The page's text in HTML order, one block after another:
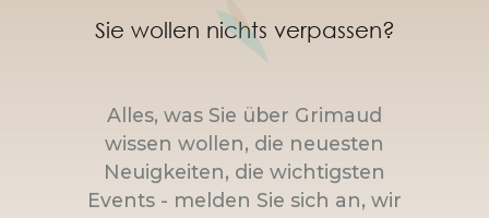
Sie wollen nichts verpassen?
Alles, was Sie über Grimaud
wissen wollen, die neuesten
Neuigkeiten, die wichtigsten
Events - melden Sie sich an, wir